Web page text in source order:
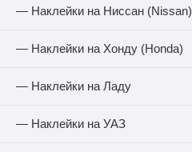
— Наклейки на Ниссан (Nissan)
— Наклейки на Хонду (Honda)
— Наклейки на Ладу
— Наклейки на УАЗ